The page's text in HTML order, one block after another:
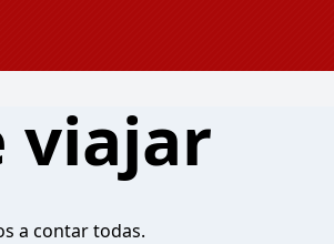
viajar
a contar todas.